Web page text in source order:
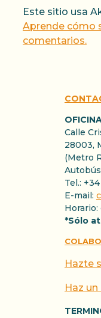
Este sitio usa
Aprende cómo
comentarios.
Calle
28003,
(Metro
Tel.:
E-mail:
Horario:
*Sólo
Hazte
Haz